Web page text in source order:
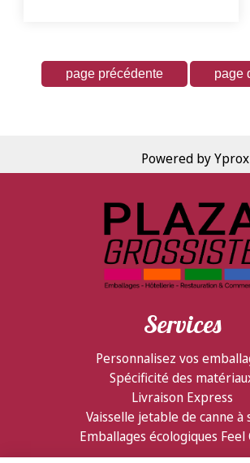
Powered by
Services
Personnalisez vos
Spécificité des
Livraison Express
Vaisselle jetable de canne à
Emballages écologiques Feel